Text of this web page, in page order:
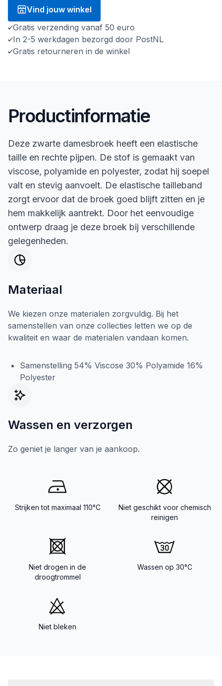
Vind jouw winkel
Gratis verzending vanaf 50 euro
In 2-5 werkdagen bezorgd door PostNL
Gratis retourneren in de winkel
Productinformatie
Deze zwarte damesbroek heeft een elastische
taille en rechte pijpen. De stof is gemaakt van
viscose, polyamide en polyester, zodat hij soepel
valt en stevig aanvoelt. De elastische tailleband
zorgt ervoor dat de broek goed blijft zitten en je
hem makkelijk aantrekt. Door het eenvoudige
ontwerp draag je deze broek bij verschillende
gelegenheden.
Materiaal
We kiezen onze materialen zorgvuldig. Bij het
samenstellen van onze collecties letten we op de
kwaliteit en waar de materialen vandaan komen.
Samenstelling 54% Viscose 30% Polyamide 16%
Polyester
Wassen en verzorgen
Zo geniet je langer van je aankoop.
Strijken tot maximaal 110°C
Niet geschikt voor chemisch
reinigen
Niet drogen in de
droogtrommel
Wassen op 30°C
Niet bleken